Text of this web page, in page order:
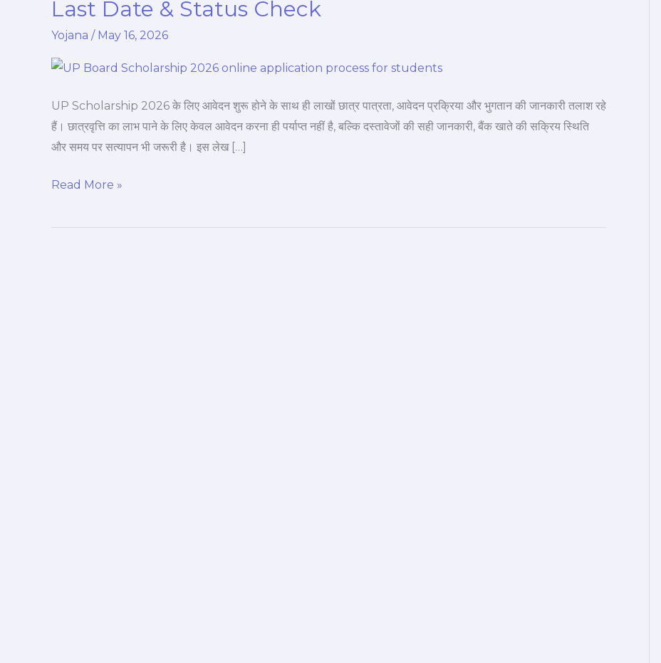
Last Date & Status Check
Yojana / May 16, 2026
UP Scholarship 2026 के लिए आवेदन शुरू होने के साथ ही लाखों छात्र पात्रता, आवेदन प्रक्रिया और भुगतान की जानकारी तलाश रहे
हैं। छात्रवृत्ति का लाभ पाने के लिए केवल आवेदन करना ही पर्याप्त नहीं है, बल्कि दस्तावेजों की सही जानकारी, बैंक खाते की सक्रिय स्थिति
और समय पर सत्यापन भी जरूरी है। इस लेख […]
Scholarship
2026:
Online
Eligibility,
Last
Date
Status
Read More »